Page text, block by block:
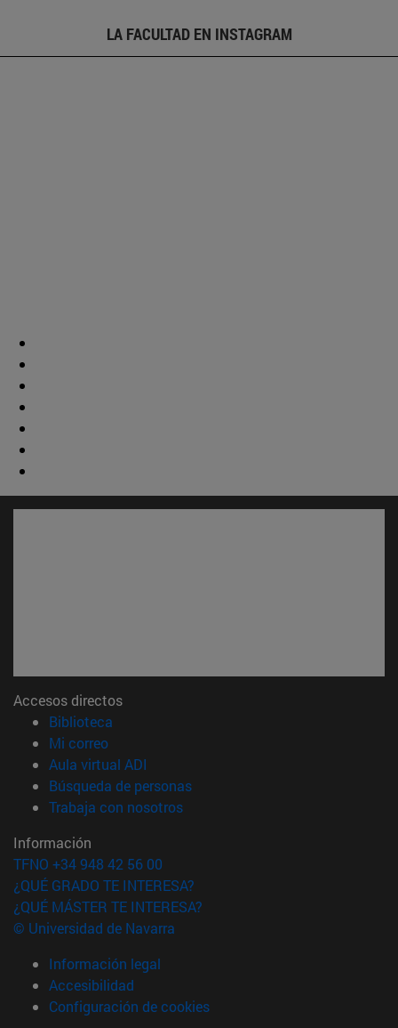
LA FACULTAD EN INSTAGRAM
Accesos directos
Biblioteca
Mi correo(abre en nueva ventana)
Aula virtual ADI
Búsqueda de personas(abre en nueva ventana)
Trabaja con nosotros(abre en nueva ventana)
Información
TFNO +34 948 42 56 00
¿QUÉ GRADO TE INTERESA?
¿QUÉ MÁSTER TE INTERESA?
© Universidad de Navarra
Información legal
Accesibilidad
Configuración de cookies